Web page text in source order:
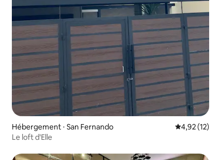
Hébergement ⋅ San Fernando Évaluation
4,92 (12)
Le loft d'Elle